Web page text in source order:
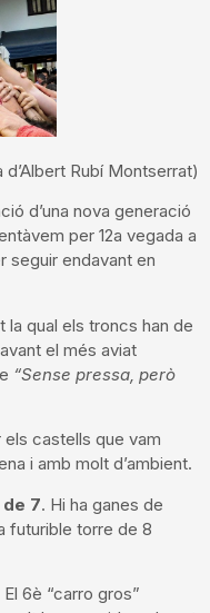
d’Albert Rubí Montserrat)
d’una nova generació
per 12a vegada a
seguir endavant en
la qual els troncs han de
el més aviat
“Sense pressa, però
castells que vam
i amb molt d’ambient.
7. Hi ha ganes de
futurible torre de 8
El 6è “carro gros”